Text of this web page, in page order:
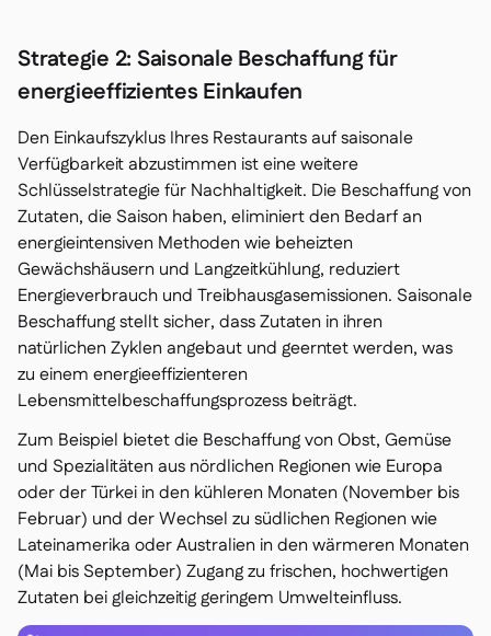
Strategie 2: Saisonale Beschaffung für
energieeffizientes Einkaufen
Den Einkaufszyklus Ihres Restaurants auf saisonale
Verfügbarkeit abzustimmen ist eine weitere
Schlüsselstrategie für Nachhaltigkeit. Die Beschaffung von
Zutaten, die Saison haben, eliminiert den Bedarf an
energieintensiven Methoden wie beheizten
Gewächshäusern und Langzeitkühlung, reduziert
Energieverbrauch und Treibhausgasemissionen. Saisonale
Beschaffung stellt sicher, dass Zutaten in ihren
natürlichen Zyklen angebaut und geerntet werden, was
zu einem energieeffizienteren
Lebensmittelbeschaffungsprozess beiträgt.
Zum Beispiel bietet die Beschaffung von Obst, Gemüse
und Spezialitäten aus nördlichen Regionen wie Europa
oder der Türkei in den kühleren Monaten (November bis
Februar) und der Wechsel zu südlichen Regionen wie
Lateinamerika oder Australien in den wärmeren Monaten
(Mai bis September) Zugang zu frischen, hochwertigen
Zutaten bei gleichzeitig geringem Umwelteinfluss.